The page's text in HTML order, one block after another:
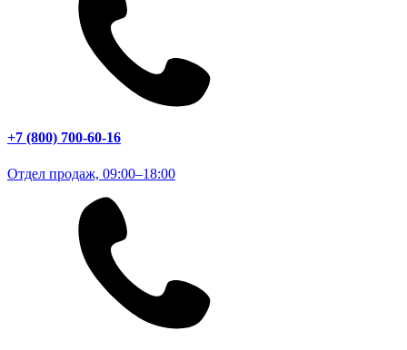
+7 (800) 700-60-16
Отдел продаж, 09:00–18:00